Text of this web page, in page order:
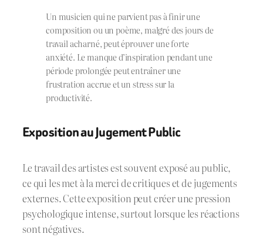
Un musicien qui ne parvient pas à finir une
composition ou un poème, malgré des jours de
travail acharné, peut éprouver une forte
anxiété. Le manque d’inspiration pendant une
période prolongée peut entraîner une
frustration accrue et un stress sur la
productivité.
Exposition au Jugement Public
Le travail des artistes est souvent exposé au public,
ce qui les met à la merci de critiques et de jugements
externes. Cette exposition peut créer une pression
psychologique intense, surtout lorsque les réactions
sont négatives.